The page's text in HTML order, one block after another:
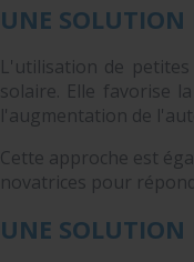
UNE SOLUTION
L'utilisation de
solaire. Elle favorise
l'augmentation de
Cette approche est
novatrices pour
UNE